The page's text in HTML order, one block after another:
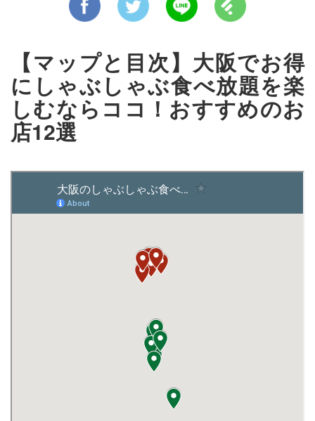
【マップと目次】大阪でお得
にしゃぶしゃぶ食べ放題を楽
しむならココ！おすすめのお
店12選